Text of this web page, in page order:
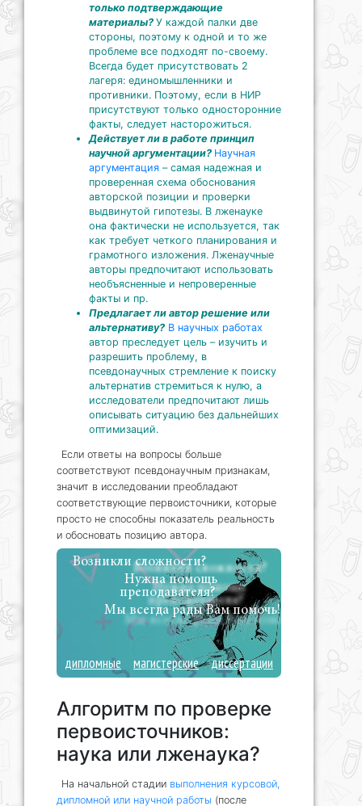
только подтверждающие
материалы? У каждой палки две
стороны, поэтому к одной и то же
проблеме все подходят по-своему.
Всегда будет присутствовать 2
лагеря: единомышленники и
противники. Поэтому, если в НИР
присутствуют только односторонние
факты, следует насторожиться.
Действует ли в работе принцип
научной аргументации? Научная
аргументация – самая надежная и
проверенная схема обоснования
авторской позиции и проверки
выдвинутой гипотезы. В лженауке
она фактически не используется, так
как требует четкого планирования и
грамотного изложения. Лженаучные
авторы предпочитают использовать
необъясненные и непроверенные
факты и пр.
Предлагает ли автор решение или
альтернативу? В научных работах
автор преследует цель – изучить и
разрешить проблему, в
псевдонаучных стремление к поиску
альтернатив стремиться к нулю, а
исследователи предпочитают лишь
описывать ситуацию без дальнейших
оптимизаций.
Если ответы на вопросы больше
соответствуют псевдонаучным признакам,
значит в исследовании преобладают
соответствующие первоисточники, которые
просто не способны показатель реальность
и обосновать позицию автора.
Возникли сложности?
Нужна помощь
преподавателя?
Мы всегда рады Вам помочь!
дипломные магистерские диссертации
Алгоритм по проверке
первоисточников:
наука или лженаука?
На начальной стадии выполнения курсовой,
дипломной или научной работы (после